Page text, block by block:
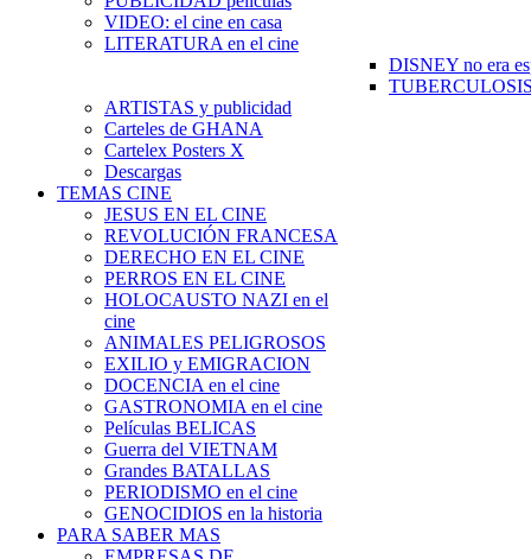
VIDEO: el cine en casa
LITERATURA en el cine
DISNEY no era
ARTISTAS y publicidad
Carteles de GHANA
Cartelex Posters X
Descargas
TEMAS CINE
JESUS EN EL CINE
REVOLUCIÓN FRANCESA
DERECHO EN EL CINE
PERROS EN EL CINE
HOLOCAUSTO NAZI en el
cine
ANIMALES PELIGROSOS
EXILIO y EMIGRACION
DOCENCIA en el cine
GASTRONOMIA en el cine
Películas BELICAS
Guerra del VIETNAM
Grandes BATALLAS
PERIODISMO en el cine
GENOCIDIOS en la historia
PARA SABER MAS